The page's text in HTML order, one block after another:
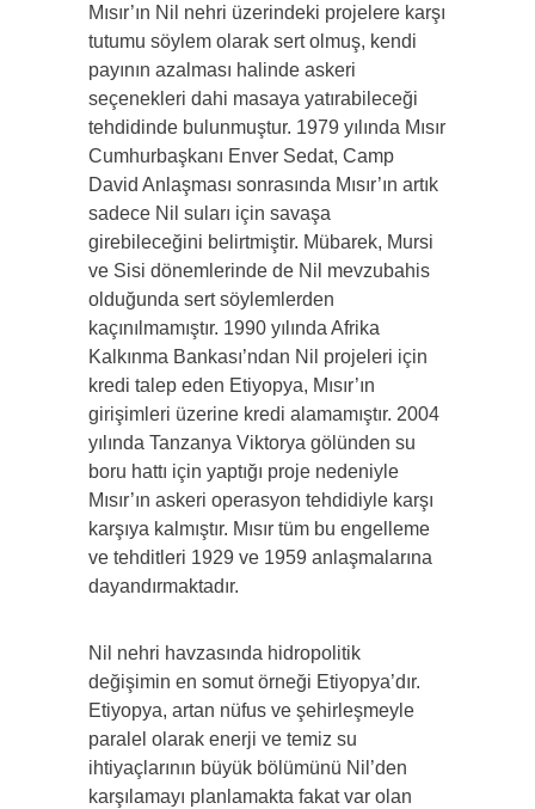
Mısır’ın Nil nehri üzerindeki projelere karşı
tutumu söylem olarak sert olmuş, kendi
payının azalması halinde askeri
seçenekleri dahi masaya yatırabileceği
tehdidinde bulunmuştur. 1979 yılında Mısır
Cumhurbaşkanı Enver Sedat, Camp
David Anlaşması sonrasında Mısır’ın artık
sadece Nil suları için savaşa
girebileceğini belirtmiştir. Mübarek, Mursi
ve Sisi dönemlerinde de Nil mevzubahis
olduğunda sert söylemlerden
kaçınılmamıştır. 1990 yılında Afrika
Kalkınma Bankası’ndan Nil projeleri için
kredi talep eden Etiyopya, Mısır’ın
girişimleri üzerine kredi alamamıştır. 2004
yılında Tanzanya Viktorya gölünden su
boru hattı için yaptığı proje nedeniyle
Mısır’ın askeri operasyon tehdidiyle karşı
karşıya kalmıştır. Mısır tüm bu engelleme
ve tehditleri 1929 ve 1959 anlaşmalarına
dayandırmaktadır.
Nil nehri havzasında hidropolitik
değişimin en somut örneği Etiyopya’dır.
Etiyopya, artan nüfus ve şehirleşmeyle
paralel olarak enerji ve temiz su
ihtiyaçlarının büyük bölümünü Nil’den
karşılamayı planlamakta fakat var olan